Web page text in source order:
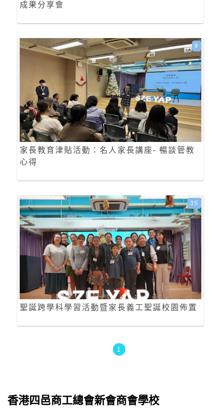
成果分享會
家長教育津貼活動：名人家長講座- 暢談管教
心得
9
聖誕跨學科學習活動暨家長義工聖誕校園佈置
35
1
香港四邑商工總會新會商會學校